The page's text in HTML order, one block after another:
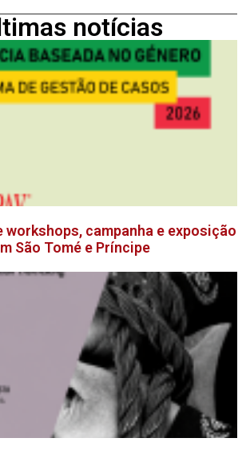
notícias
workshops, campanha e exposição
São Tomé e Príncipe